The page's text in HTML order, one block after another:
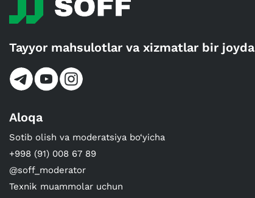
Tayyor mahsulotlar va xizmatlar bir joyda
Aloqa
Sotib olish va moderatsiya bo‘yicha
+998 (91) 008 67 89
@soff_moderator
Texnik muammolar uchun